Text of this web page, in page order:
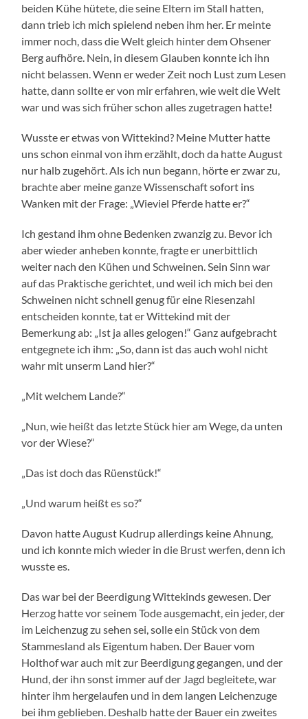
beiden Kühe hütete, die seine Eltern im Stall hatten,
dann trieb ich mich spielend neben ihm her. Er meinte
immer noch, dass die Welt gleich hinter dem Ohsener
Berg aufhöre. Nein, in diesem Glauben konnte ich ihn
nicht belassen. Wenn er weder Zeit noch Lust zum Lesen
hatte, dann sollte er von mir erfahren, wie weit die Welt
war und was sich früher schon alles zugetragen hatte!
Wusste er etwas von Wittekind? Meine Mutter hatte
uns schon einmal von ihm erzählt, doch da hatte August
nur halb zugehört. Als ich nun begann, hörte er zwar zu,
brachte aber meine ganze Wissenschaft sofort ins
Wanken mit der Frage: „Wieviel Pferde hatte er?“
Ich gestand ihm ohne Bedenken zwanzig zu. Bevor ich
aber wieder anheben konnte, fragte er unerbittlich
weiter nach den Kühen und Schweinen. Sein Sinn war
auf das Praktische gerichtet, und weil ich mich bei den
Schweinen nicht schnell genug für eine Riesenzahl
entscheiden konnte, tat er Wittekind mit der
Bemerkung ab: „Ist ja alles gelogen!“ Ganz aufgebracht
entgegnete ich ihm: „So, dann ist das auch wohl nicht
wahr mit unserm Land hier?“
„Mit welchem Lande?“
„Nun, wie heißt das letzte Stück hier am Wege, da unten
vor der Wiese?“
„Das ist doch das Rüenstück!“
„Und warum heißt es so?“
Davon hatte August Kudrup allerdings keine Ahnung,
und ich konnte mich wieder in die Brust werfen, denn ich
wusste es.
Das war bei der Beerdigung Wittekinds gewesen. Der
Herzog hatte vor seinem Tode ausgemacht, ein jeder, der
im Leichenzug zu sehen sei, solle ein Stück von dem
Stammesland als Eigentum haben. Der Bauer vom
Holthof war auch mit zur Beerdigung gegangen, und der
Hund, der ihn sonst immer auf der Jagd begleitete, war
hinter ihm hergelaufen und in dem langen Leichenzuge
bei ihm geblieben. Deshalb hatte der Bauer ein zweites